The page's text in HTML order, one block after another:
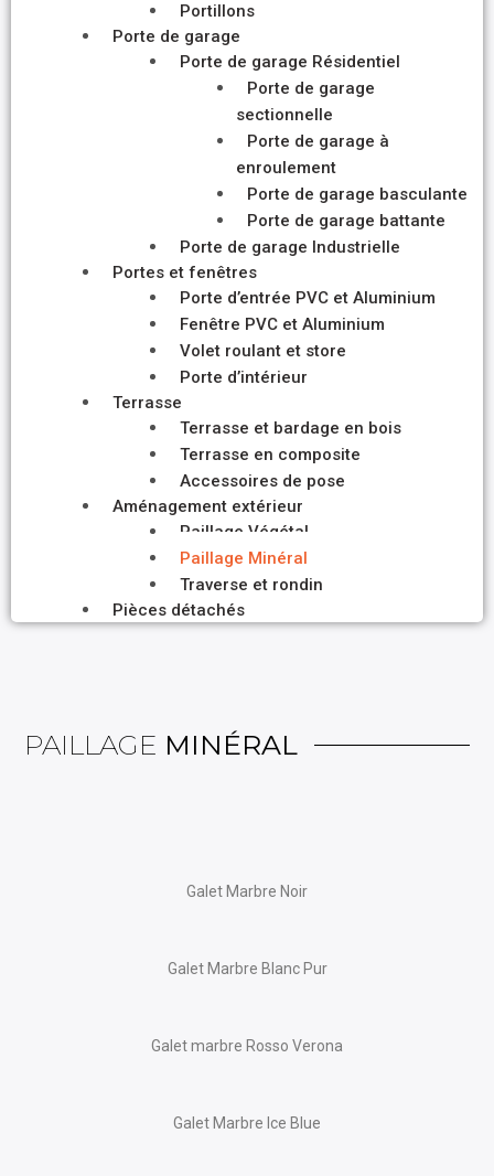
Portillons
Porte de garage
Porte de garage Résidentiel
Porte de garage
sectionnelle
Porte de garage à
enroulement
Porte de garage basculante
Porte de garage battante
Porte de garage Industrielle
Portes et fenêtres
Porte d’entrée PVC et Aluminium
Fenêtre PVC et Aluminium
Volet roulant et store
Porte d’intérieur
Terrasse
Terrasse et bardage en bois
Terrasse en composite
Accessoires de pose
Aménagement extérieur
Paillage Végétal
Paillage Minéral
Traverse et rondin
Pièces détachés
PAILLAGE MINÉRAL
Galet Marbre Noir
Galet Marbre Blanc Pur
Galet marbre Rosso Verona
Galet Marbre Ice Blue